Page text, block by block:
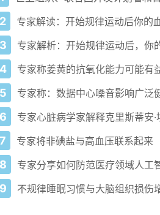
2
3
4
5
6
7 专家将非碘盐与高血压联系起来
8
9